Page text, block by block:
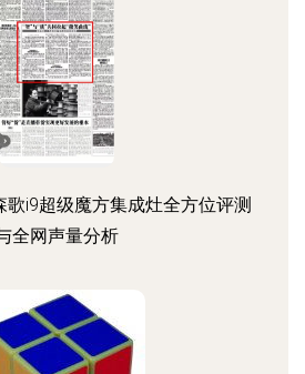
歌i9超级魔方集成灶全方位评测
全网声量分析